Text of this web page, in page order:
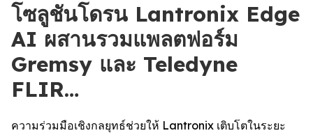
โซลูชันโดรน Lantronix Edge
AI ผสานรวมแพลตฟอร์ม
Gremsy และ Teledyne
FLIR…
ความร่วมมือเชิงกลยุทธ์ช่วยให้ Lantronix เติบโตในระยะ